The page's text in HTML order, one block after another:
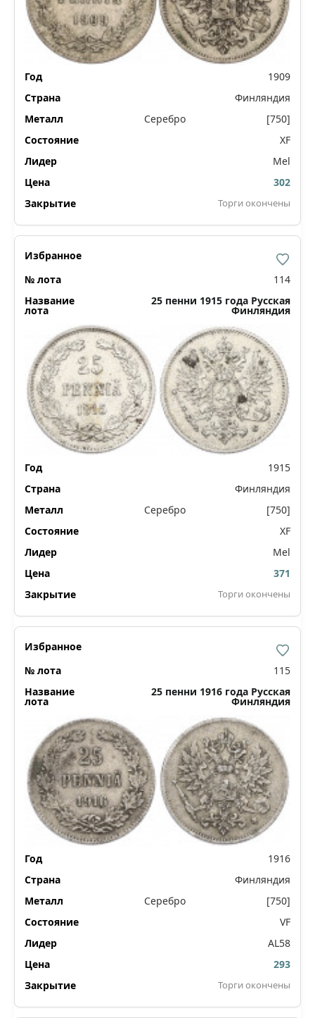
1909
Финляндия
Серебро
[750]
XF
Mel
302
Торги окончены
114
25 пенни 1915 года Русская
Финляндия
1915
Финляндия
Серебро
[750]
XF
Mel
371
Торги окончены
115
25 пенни 1916 года Русская
Финляндия
1916
Финляндия
Серебро
[750]
VF
AL58
293
Торги окончены